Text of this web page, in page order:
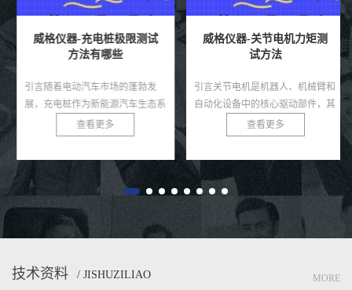
威格仪器-充电桩极限测试
方法有哪些
引言随着电动汽车市场的蓬勃发
展，充电桩作为新能源汽车生态系
统的核心基础设施，其性能和可靠
性直接影响用户体验和电网安全。
查看更多
威格仪器-关节电机力矩测
试方法
引言关节电机是机器人、机械臂和
自动化设备中的核心驱动部件，其
力矩输出直接决定了系统的运动精
度、负载能力和稳定性。无论是工
节...
查看更多
技术资料 / JISHUZILIAO MORE